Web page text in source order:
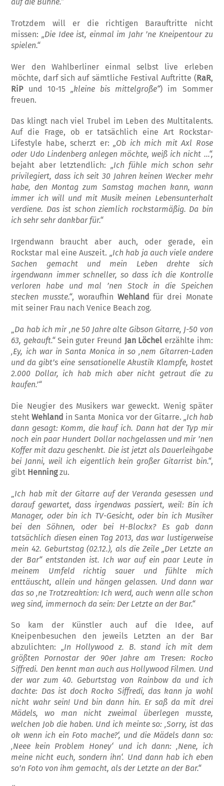
Trotzdem will er die richtigen Barauftritte nicht
missen: „Die Idee ist, einmal im Jahr ’ne Kneipentour zu
spielen.“
Wer den Wahlberliner einmal selbst live erleben
möchte, darf sich auf sämtliche Festival Auftritte (RaR,
RiPund 10-15 „kleine bis mittelgroße“) im Sommer
freuen.
Das klingt nach viel Trubel im Leben des Multitalents.
Auf die Frage, ob er tatsächlich eine Art Rockstar-
Lifestyle habe, scherzt er:„Ob ich mich mit Axl Rose
oder Udo Linden­berg anlegen möchte, weiß ich nicht …“,
bejaht aber letztendlich: „Ich fühle mich schon sehr
privilegiert, dass ich seit 30 Jahr­en keinen Wecker mehr
habe, den Montag zum Samstag machen kann, wann
immer ich will und mit Musik meinen Lebensunterhalt
verdiene. Das ist schon ziemlich rockstar­mäßig. Da bin
ich sehr sehr dankbar für.“
Irgendwann braucht aber auch, oder gerade, ein
Rockstar mal eine Auszeit. „Ich hab ja auch viele andere
Sachen gemacht und mein Leben drehte sich
irgendwann immer schnel­ler, so dass ich die Kontrolle
verloren habe und mal ’nen Stock in die Speichen
stecken musste.“, woraufhin Wehland für drei Mo­nate
mit seiner Frau nach Venice Beach zog.
„Da hab ich mir ‚ne 50 Jahre alte Gibson Gitarre, J-50 von
63, gekauft.“Sein guter Freund Jan Löchel erzählte ihm:
‚Ey, ich war in Santa Monica in so ‚nem Gitarren-Laden
und da gibt’s eine sensationelle Akus­tik Klampfe, kostet
2.000 Dollar, ich hab mich aber nicht getraut die zu
kaufen.’“
Die Neugier des Musikers war geweckt. Wenig später
stehtWehland in Santa Mo­nica vor der Gitarre. „Ich hab
dann gesagt: Komm, die kauf ich. Dann hat der Typ mir
noch ein paar Hundert Dollar nachgelassen und mir ’nen
Koffer mit dazu geschenkt. Die ist jetzt als Dauerleihgabe
bei Janni, weil ich eigentlich kein großer Gitarrist bin.“,
gibt Henningzu.
Ich hab mit der Gitarre auf der Veranda gesessen und
darauf gewartet, dass irgen­dwas passiert, weil: Bin ich
Manager, oder bin ich TV-Gesicht, oder bin ich Musiker
bei den Söhnen, oder bei H-Blockx? Es gab dann
tatsächlich diesen einen Tag 2013, das war lustigerweise
mein 42. Geburtstag (02.12.), als die Zeile „Der Letzte an
der Bar“ entstanden ist. Ich war auf ein paar Leute in
meinem Umfeld richtig sauer und fühlte mich
enttäuscht, allein und hängen gelassen. Und dann war
das so ‚ne Trotz­reaktion: Ich werd, auch wenn alle schon
weg sind, immernoch da sein: Der Letzte an der Bar.“
So kam der Künstler auch auf die Idee, auf
Kneipenbesuchen den jeweils Letzten an der Bar
abzulichten: „In Hollywood z. B. stand ich mit dem
größten Pornostar der 90er Jahre am Tresen: Rocko
Siffredi. Den kennt man auch aus Hollywood Filmen. Und
der war zum 40. Geburtstag von Rainbow da und ich
dachte: Das ist doch Rocko Siffredi, das kann ja wohl
nicht wahr sein! Und bin dann hin. Er saß da mit drei
Mädels, wo man nicht zweimal überlegen musste,
welchen Job die haben. Und ich meinte so: ‚Sorry, ist das
ok wenn ich ein Foto mache?‘, und die Mädels dann so:
‚Neee kein Problem Honey‘ und ich dann: ‚Nene, ich
meine nicht euch, sondern ihn‘. Und dann hab ich eben
so’n Foto von ihm gemacht, als der Letzte an der Bar.“